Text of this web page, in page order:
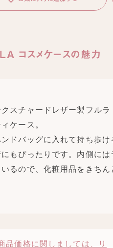
コスメケースの魅力
スチャードレザー製フル
ケース。
ドバッグに入れて持ち歩
もぴったりです。内側に
るので、化粧用品をきちん